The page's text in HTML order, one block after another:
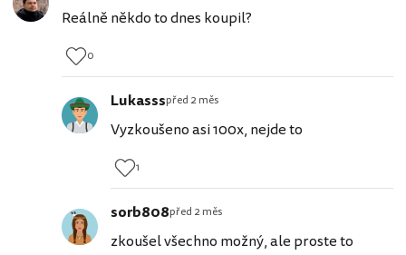
Reálně někdo to dnes koupil?
0
Lukassspřed 2 měs
Vyzkoušeno asi 100x, nejde to
1
sorb808před 2 měs
zkoušel všechno možný, ale proste to